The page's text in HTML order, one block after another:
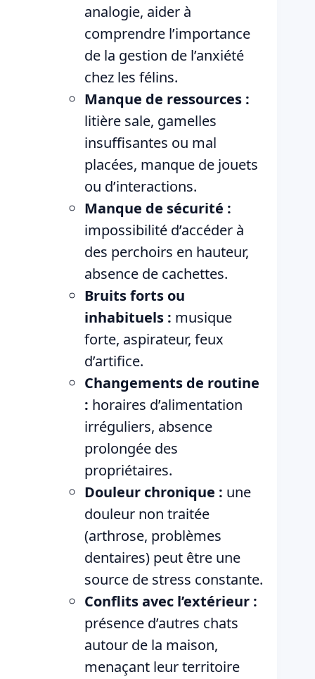
analogie, aider à
comprendre l’importance
de la gestion de l’anxiété
chez les félins.
Manque de ressources :
litière sale, gamelles
insuffisantes ou mal
placées, manque de jouets
ou d’interactions.
Manque de sécurité :
impossibilité d’accéder à
des perchoirs en hauteur,
absence de cachettes.
Bruits forts ou
inhabituels : musique
forte, aspirateur, feux
d’artifice.
Changements de routine
: horaires d’alimentation
irréguliers, absence
prolongée des
propriétaires.
Douleur chronique : une
douleur non traitée
(arthrose, problèmes
dentaires) peut être une
source de stress constante.
Conflits avec l’extérieur :
présence d’autres chats
autour de la maison,
menaçant leur territoire